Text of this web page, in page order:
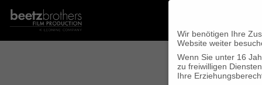
Wir benötigen Ihre
Website weiter
Wenn Sie unter 16
zu freiwilligen
Ihre